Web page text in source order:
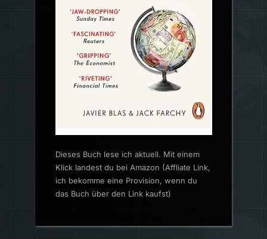
Dieses Buch lese ich aktuell. Mit einem
Klick landest du bei Amazon (Affliate Link,
ich bekomme eine Provision, wenn du
das Buch über den Link kaufst)